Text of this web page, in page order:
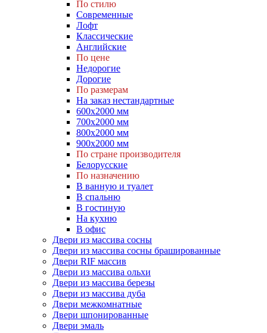
По стилю
Современные
Лофт
Классические
Английские
По цене
Недорогие
Дорогие
По размерам
На заказ нестандартные
600х2000 мм
700х2000 мм
800х2000 мм
900х2000 мм
По стране производителя
Белорусские
По назначению
В ванную и туалет
В спальню
В гостиную
На кухню
В офис
Двери из массива сосны
Двери из массива сосны брашированные
Двери RIF массив
Двери из массива ольхи
Двери из массива березы
Двери из массива дуба
Двери межкомнатные
Двери шпонированные
Двери эмаль